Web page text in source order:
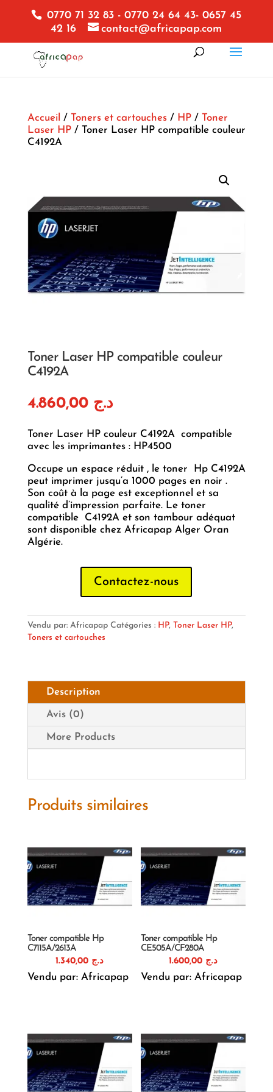
0770 71 32 83 - 0770 24 64 43- 0657 45
42 16
contact@africapap.com
Accueil / Toners et cartouches/ HP/ Toner
Laser HP/ Toner Laser HP compatible couleur
C4192A
Toner Laser HP compatible couleur
C4192A
د.ج 4.860,00
Toner Laser HP couleur C4192A compatible
avec les imprimantes : HP4500
Occupe un espace réduit , le toner Hp C4192A
peut imprimer jusqu’a 1000 pages en noir .
Son coût à la page est exceptionnel et sa
qualité d’impression parfaite. Le toner
compatible C4192A et son tambour adéquat
sont disponible chez Africapap Alger Oran
Algérie.
Contactez-nous
Vendu par: Africapap Catégories : HP, Toner Laser HP,
Toners et cartouches
Description
Avis (0)
More Products
Produits similaires
Toner compatible Hp
C7115A/2613A
د.ج
Vendu par: Africapap
Toner compatible Hp
CE505A/CF280A
د.ج
Vendu par: Africapap